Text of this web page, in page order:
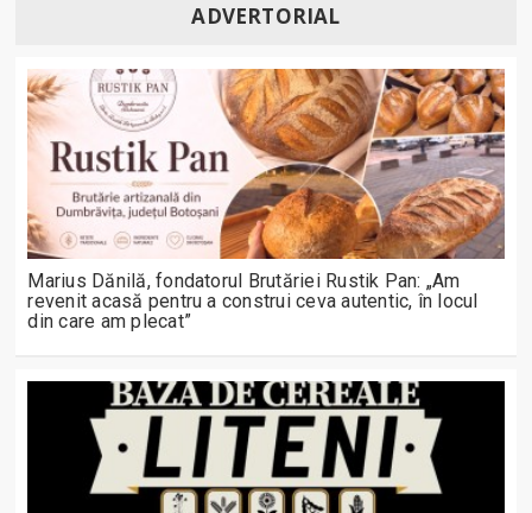
ADVERTORIAL
Marius Dănilă, fondatorul Brutăriei Rustik Pan: „Am
revenit acasă pentru a construi ceva autentic, în locul
din care am plecat”